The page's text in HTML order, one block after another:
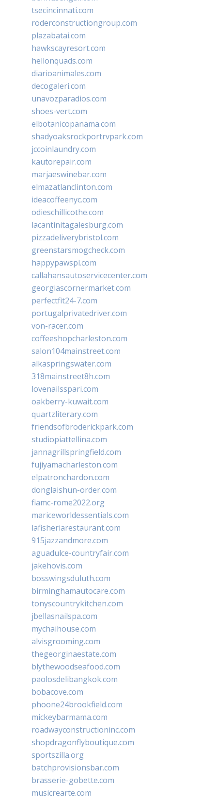
tsecincinnati.com
roderconstructiongroup.com
plazabatai.com
hawkscayresort.com
hellonquads.com
diarioanimales.com
decogaleri.com
unavozparadios.com
shoes-vert.com
elbotanicopanama.com
shadyoaksrockportrvpark.com
jccoinlaundry.com
kautorepair.com
marjaeswinebar.com
elmazatlanclinton.com
ideacoffeenyc.com
odieschillicothe.com
lacantinitagalesburg.com
pizzadeliverybristol.com
greenstarsmogcheck.com
happypawspl.com
callahansautoservicecenter.com
georgiascornermarket.com
perfectfit24-7.com
portugalprivatedriver.com
von-racer.com
coffeeshopcharleston.com
salon104mainstreet.com
alkaspringswater.com
318mainstreet8h.com
lovenailsspari.com
oakberry-kuwait.com
quartzliterary.com
friendsofbroderickpark.com
studiopiattellina.com
jannagrillspringfield.com
fujiyamacharleston.com
elpatronchardon.com
donglaishun-order.com
fiamc-rome2022.org
mariceworldessentials.com
lafisheriarestaurant.com
915jazzandmore.com
aguadulce-countryfair.com
jakehovis.com
bosswingsduluth.com
birminghamautocare.com
tonyscountrykitchen.com
jbellasnailspa.com
mychaihouse.com
alvisgrooming.com
thegeorginaestate.com
blythewoodseafood.com
paolosdelibangkok.com
bobacove.com
phoone24brookfield.com
mickeybarmama.com
roadwayconstructioninc.com
shopdragonflyboutique.com
sportszilla.org
batchprovisionsbar.com
brasserie-gobette.com
musicrearte.com